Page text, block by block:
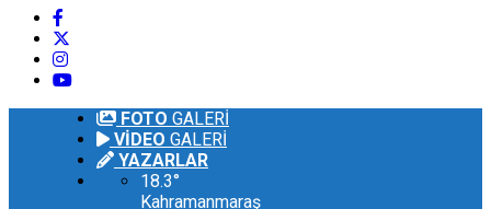
FOTO GALERİ
VİDEO GALERİ
YAZARLAR
18.3°
Kahramanmaraş